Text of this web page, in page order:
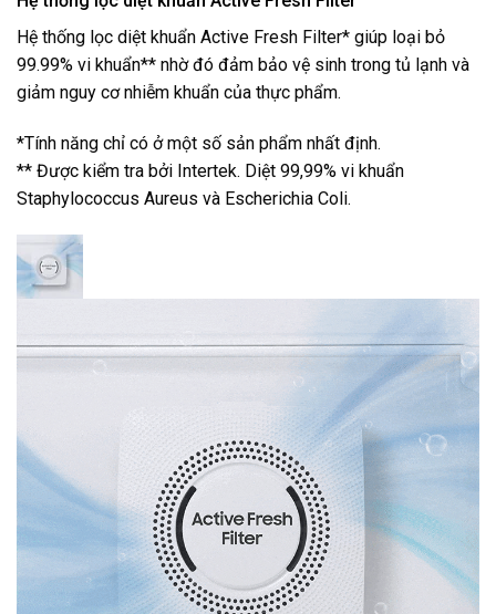
Hệ thống lọc diệt khuẩn Active Fresh Filter* giúp loại bỏ
99.99% vi khuẩn** nhờ đó đảm bảo vệ sinh trong tủ lạnh và
giảm nguy cơ nhiễm khuẩn của thực phẩm.
*Tính năng chỉ có ở một số sản phẩm nhất định.
** Được kiểm tra bởi Intertek. Diệt 99,99% vi khuẩn
Staphylococcus Aureus và Escherichia Coli.